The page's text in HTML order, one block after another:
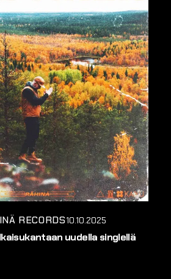
RECORDS10.10.2025
uudella singlellä